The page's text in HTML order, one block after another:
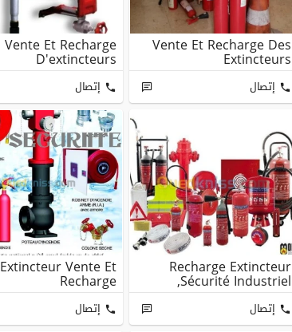
Vente Et Recharge Des
Extincteurs
إتصال
Vente Et Recharge
D'extincteurs
إتصال
Recharge Extincteur
,Sécurité Industriel
إتصال
Extincteur Vente Et
Recharge
إتصال